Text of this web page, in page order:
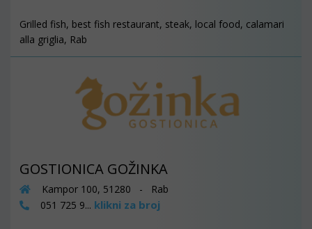
Grilled fish, best fish restaurant, steak, local food, calamari
alla griglia, Rab
GOSTIONICA GOŽINKA
Kampor 100, 51280 - Rab
051 725 9... klikni za broj